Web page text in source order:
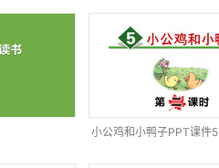
小公鸡和小鸭子PPT课件5